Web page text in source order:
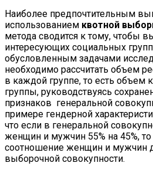
Наиболее предпочтительным
использованием квотной
метода сводится к тому, чтобы
интересующих социальных
обусловленным задачами
необходимо рассчитать объем
в каждой группе, то есть объем
группы, руководствуясь
признаков генеральной
примере гендерной
что если в генеральной
женщин и мужчин 55% на 45%,
соотношение женщин и мужчин
выборочной совокупности.